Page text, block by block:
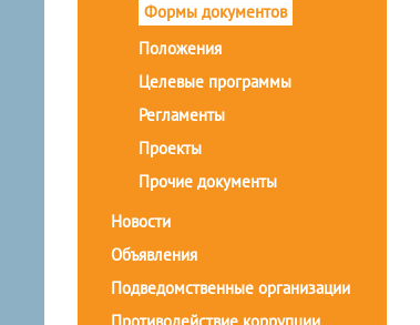
Формы документов
Положения
Целевые программы
Регламенты
Проекты
Прочие документы
Новости
Объявления
Подведомственные организации